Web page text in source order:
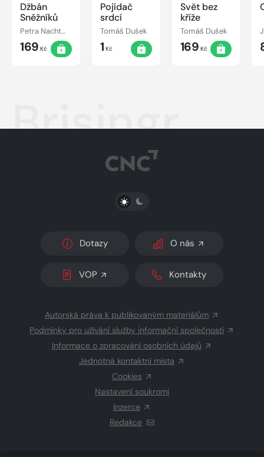
Džbán
Sněžníků
Petra Nachtmanová
169 Kč
Pojídač
srdcí
Tomáš Dušek
1 Kč
Svět bez
kříže
Tomáš Dušek
169 Kč
Brisingr
PŘEPNOUT SVĚTLÝ/TMAVÝ REŽIM
Dotazy O nás
VOP Kontakty
Autorská práva k publikovaným materiálům
Podmínky pro užívání služby informační společnosti
Informace o zpracování osobních údajů
Jednotná kontaktní místa
Cookies
Nastavení soukromí
Inzerce
Redakce